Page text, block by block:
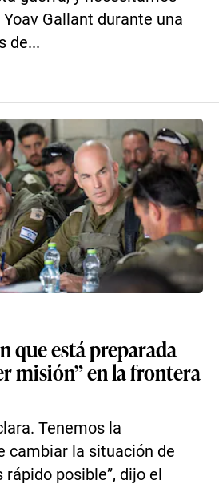
Gallant durante una
de...
que está preparada
misión” en la frontera
Tenemos la
cambiar la situación de
posible”, dijo el